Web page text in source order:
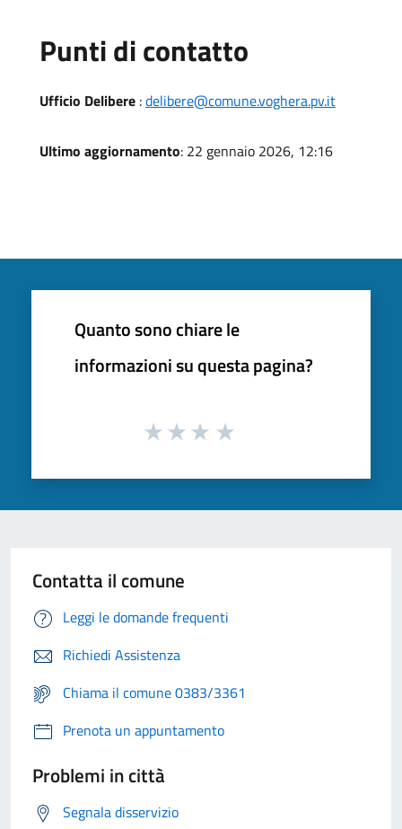
Punti di contatto
Ufficio Delibere :delibere@comune.voghera.pv.it
Ultimo aggiornamento: 22 gennaio 2026, 12:16
Quanto sono chiare le
informazioni su questa pagina?
Contatta il comune
Leggi le domande frequenti
Richiedi Assistenza
Chiama il comune 0383/3361
Prenota un appuntamento
Problemi in città
Segnala disservizio